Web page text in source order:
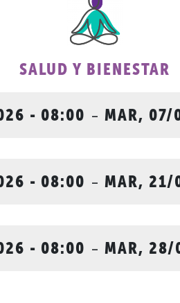
SALUD Y BIENESTAR
- 08:00 - MAR,
- 08:00 - MAR,
- 08:00 - MAR,